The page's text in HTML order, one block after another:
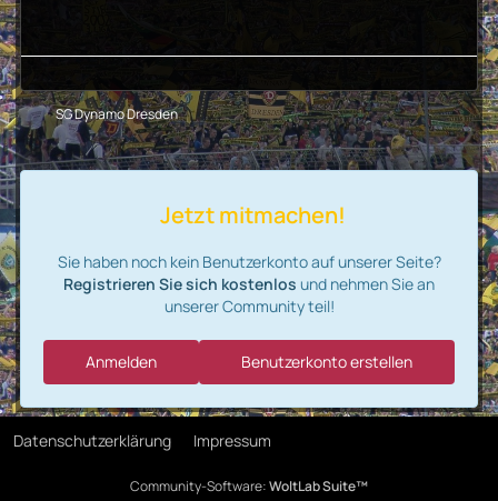
SG Dynamo Dresden
Jetzt mitmachen!
Sie haben noch kein Benutzerkonto auf unserer Seite?
Registrieren Sie sich kostenlos und nehmen Sie an
unserer Community teil!
Benutzerkonto erstellen
Anmelden
Datenschutzerklärung Impressum
Community-Software:WoltLab Suite™